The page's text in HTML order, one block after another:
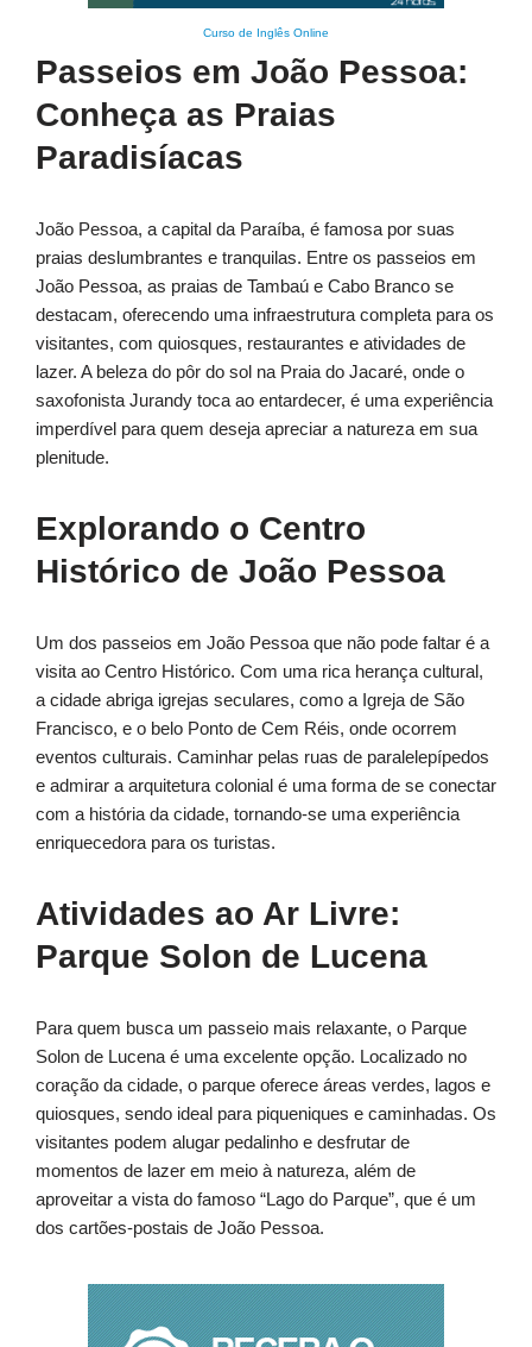
Curso de Inglês Online
Passeios em João Pessoa:
Conheça as Praias
Paradisíacas
João Pessoa, a capital da Paraíba, é famosa por suas
praias deslumbrantes e tranquilas. Entre os passeios em
João Pessoa, as praias de Tambaú e Cabo Branco se
destacam, oferecendo uma infraestrutura completa para os
visitantes, com quiosques, restaurantes e atividades de
lazer. A beleza do pôr do sol na Praia do Jacaré, onde o
saxofonista Jurandy toca ao entardecer, é uma experiência
imperdível para quem deseja apreciar a natureza em sua
plenitude.
Explorando o Centro
Histórico de João Pessoa
Um dos passeios em João Pessoa que não pode faltar é a
visita ao Centro Histórico. Com uma rica herança cultural,
a cidade abriga igrejas seculares, como a Igreja de São
Francisco, e o belo Ponto de Cem Réis, onde ocorrem
eventos culturais. Caminhar pelas ruas de paralelepípedos
e admirar a arquitetura colonial é uma forma de se conectar
com a história da cidade, tornando-se uma experiência
enriquecedora para os turistas.
Atividades ao Ar Livre:
Parque Solon de Lucena
Para quem busca um passeio mais relaxante, o Parque
Solon de Lucena é uma excelente opção. Localizado no
coração da cidade, o parque oferece áreas verdes, lagos e
quiosques, sendo ideal para piqueniques e caminhadas. Os
visitantes podem alugar pedalinho e desfrutar de
momentos de lazer em meio à natureza, além de
aproveitar a vista do famoso “Lago do Parque”, que é um
dos cartões-postais de João Pessoa.